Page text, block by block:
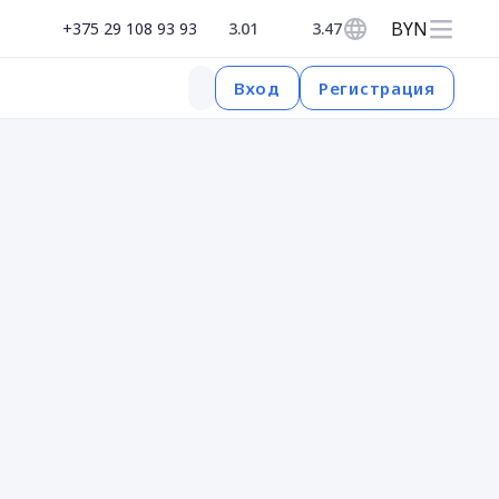
+375 29 108 93 93 3.01 3.47 BYN
Вход Регистрация